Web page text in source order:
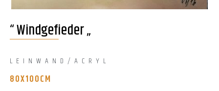
“ Windgefieder „
LEINWAND/ACRYL
80X100CM